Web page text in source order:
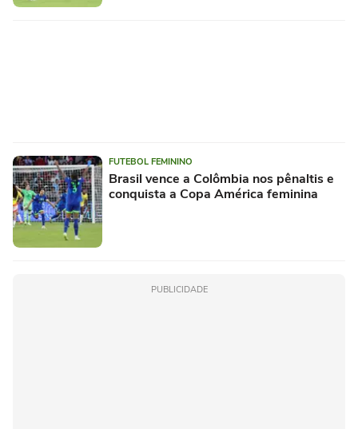
FUTEBOL FEMININO
Brasil vence a Colômbia nos pênaltis e
conquista a Copa América feminina
PUBLICIDADE